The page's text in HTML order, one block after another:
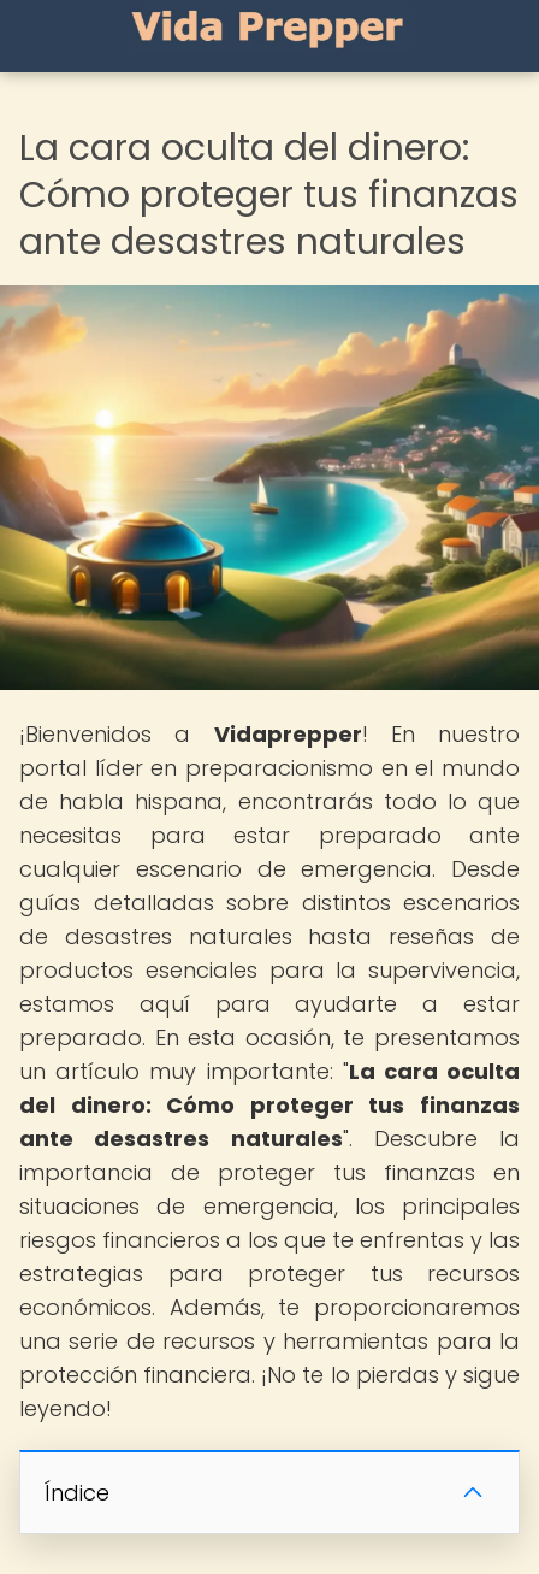
La cara oculta del dinero:
Cómo proteger tus finanzas
ante desastres naturales
¡Bienvenidos a Vidaprepper! En nuestro
portal líder en preparacionismo en el mundo
de habla hispana, encontrarás todo lo que
necesitas para estar preparado ante
cualquier escenario de emergencia. Desde
guías detalladas sobre distintos escenarios
de desastres naturales hasta reseñas de
productos esenciales para la supervivencia,
estamos aquí para ayudarte a estar
preparado. En esta ocasión, te presentamos
un artículo muy importante: "La cara oculta
del dinero: Cómo proteger tus finanzas
ante desastres naturales". Descubre la
importancia de proteger tus finanzas en
situaciones de emergencia, los principales
riesgos financieros a los que te enfrentas y las
estrategias para proteger tus recursos
económicos. Además, te proporcionaremos
una serie de recursos y herramientas para la
protección financiera. ¡No te lo pierdas y sigue
leyendo!
Índice